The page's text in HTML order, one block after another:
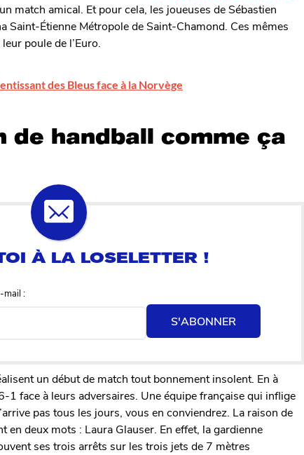
match amical. Et pour cela, les joueuses de Sébastien
Saint-Étienne Métropole de Saint-Chamond. Ces mêmes
poule de l’Euro.
des Bleus face à la Norvège
de handball comme ça
mail :
S'ABONNER
un début de match tout bonnement insolent. En à
1 face à leurs adversaires. Une équipe française qui inflige
pas tous les jours, vous en conviendrez. La raison de
en deux mots : Laura Glauser. En effet, la gardienne
ses trois arrêts sur les trois jets de 7 mètres